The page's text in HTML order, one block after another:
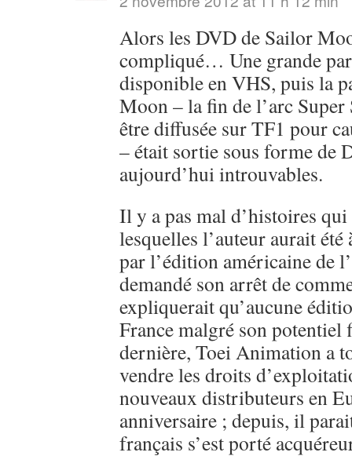
Alors les DVD de Sailor
compliqué… Une grande
disponible en VHS, puis la
Moon – la fin de l’arc Super
être diffusée sur TF1 pour
– était sortie sous forme de
aujourd’hui introuvables.
Il y a pas mal d’histoires
lesquelles l’auteur aurait
par l’édition américaine de
demandé son arrêt de
expliquerait qu’aucune
France malgré son potentiel
dernière, Toei Animation a
vendre les droits
nouveaux distributeurs en
anniversaire ; depuis, il
français s’est porté